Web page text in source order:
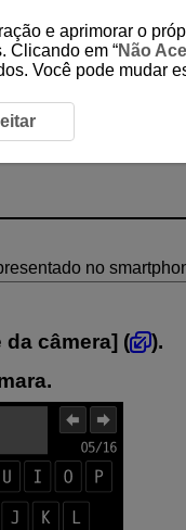
no
da câmera] (
).
e aprimorar o
Clicando em “Não
Você pode mudar